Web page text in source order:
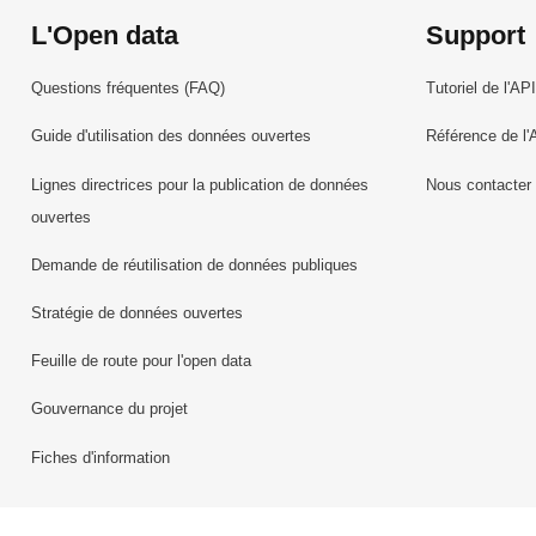
L'Open data
Questions fréquentes (FAQ)
Guide d'utilisation des données ouvertes
Lignes directrices pour la publication de données
ouvertes
Demande de réutilisation de données publiques
Stratégie de données ouvertes
Feuille de route pour l'open data
Gouvernance du projet
Fiches d'information
Support
Tutoriel de l'API
Référence de
Nous contacter